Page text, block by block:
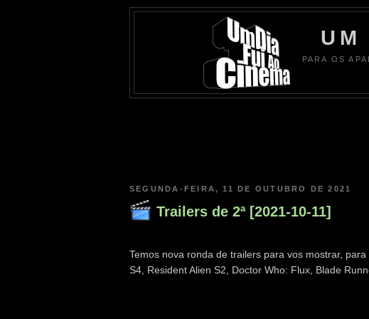
PARA OS
SEGUNDA-FEIRA, 11 DE OUTUBRO DE 2021
Trailers de 2ª [2021-10-11]
Temos nova ronda de trailers para vos mostrar,
S4, Resident Alien S2, Doctor Who: Flux, Blade